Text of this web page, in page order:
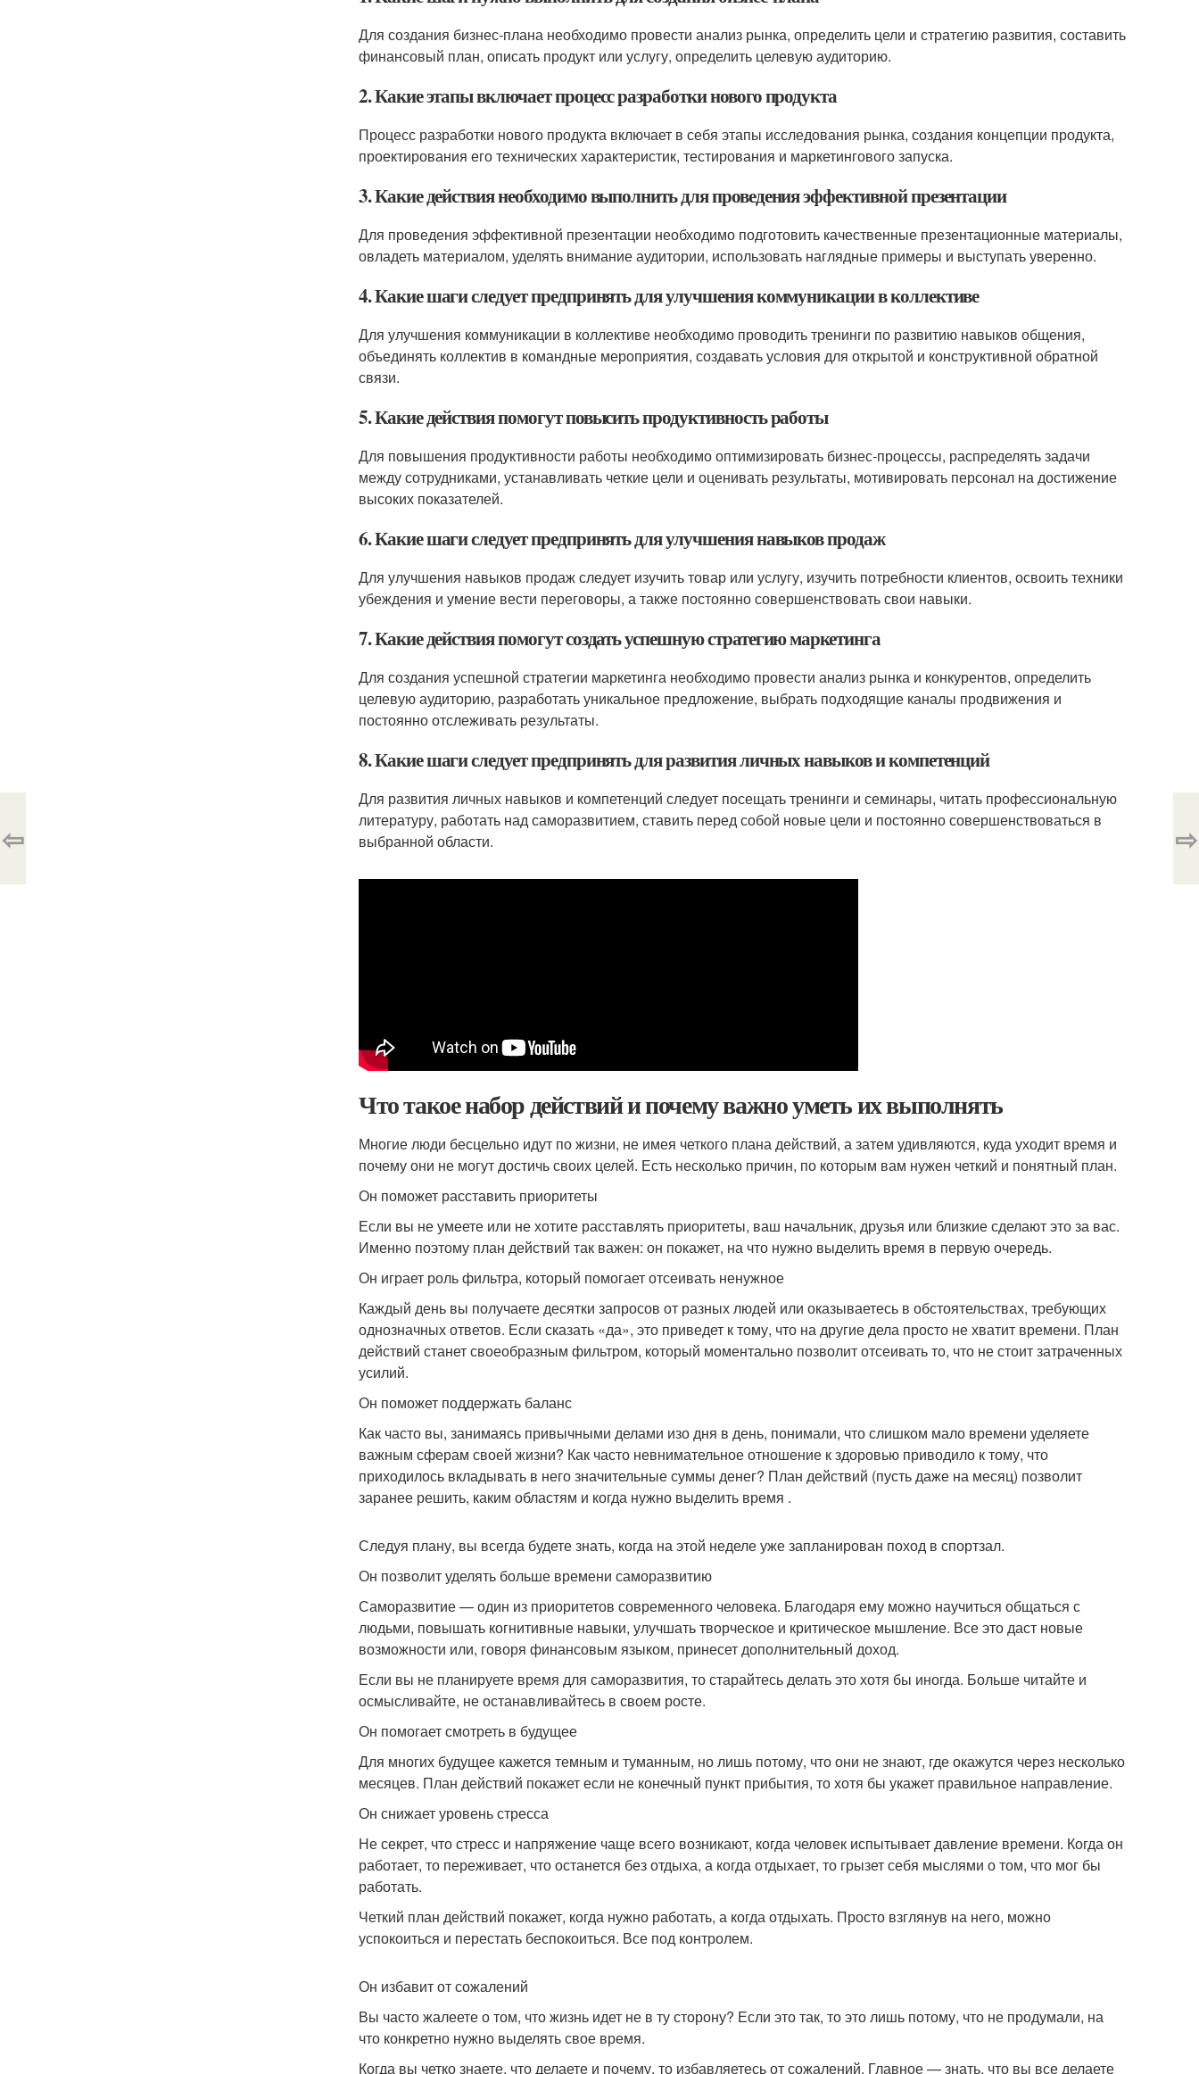
Для создания бизнес-плана необходимо провести анализ рынка, определить цели и стратегию развития, составить
финансовый план, описать продукт или услугу, определить целевую аудиторию.
2. Какие этапы включает процесс разработки нового продукта
Процесс разработки нового продукта включает в себя этапы исследования рынка, создания концепции продукта,
проектирования его технических характеристик, тестирования и маркетингового запуска.
3. Какие действия необходимо выполнить для проведения эффективной презентации
Для проведения эффективной презентации необходимо подготовить качественные презентационные материалы,
овладеть материалом, уделять внимание аудитории, использовать наглядные примеры и выступать уверенно.
4. Какие шаги следует предпринять для улучшения коммуникации в коллективе
Для улучшения коммуникации в коллективе необходимо проводить тренинги по развитию навыков общения,
объединять коллектив в командные мероприятия, создавать условия для открытой и конструктивной обратной
связи.
5. Какие действия помогут повысить продуктивность работы
Для повышения продуктивности работы необходимо оптимизировать бизнес-процессы, распределять задачи
между сотрудниками, устанавливать четкие цели и оценивать результаты, мотивировать персонал на достижение
высоких показателей.
6. Какие шаги следует предпринять для улучшения навыков продаж
Для улучшения навыков продаж следует изучить товар или услугу, изучить потребности клиентов, освоить техники
убеждения и умение вести переговоры, а также постоянно совершенствовать свои навыки.
7. Какие действия помогут создать успешную стратегию маркетинга
Для создания успешной стратегии маркетинга необходимо провести анализ рынка и конкурентов, определить
целевую аудиторию, разработать уникальное предложение, выбрать подходящие каналы продвижения и
постоянно отслеживать результаты.
8. Какие шаги следует предпринять для развития личных навыков и компетенций
Для развития личных навыков и компетенций следует посещать тренинги и семинары, читать профессиональную
литературу, работать над саморазвитием, ставить перед собой новые цели и постоянно совершенствоваться в
выбранной области.
Что такое набор действий и почему важно уметь их выполнять
Многие люди бесцельно идут по жизни, не имея четкого плана действий, а затем удивляются, куда уходит время и
почему они не могут достичь своих целей. Есть несколько причин, по которым вам нужен четкий и понятный план.
Он поможет расставить приоритеты
Если вы не умеете или не хотите расставлять приоритеты, ваш начальник, друзья или близкие сделают это за вас.
Именно поэтому план действий так важен: он покажет, на что нужно выделить время в первую очередь.
Он играет роль фильтра, который помогает отсеивать ненужное
Каждый день вы получаете десятки запросов от разных людей или оказываетесь в обстоятельствах, требующих
однозначных ответов. Если сказать «да», это приведет к тому, что на другие дела просто не хватит времени. План
действий станет своеобразным фильтром, который моментально позволит отсеивать то, что не стоит затраченных
усилий.
Он поможет поддержать баланс
Как часто вы, занимаясь привычными делами изо дня в день, понимали, что слишком мало времени уделяете
важным сферам своей жизни? Как часто невнимательное отношение к здоровью приводило к тому, что
приходилось вкладывать в него значительные суммы денег? План действий (пусть даже на месяц) позволит
заранее решить, каким областям и когда нужно выделить время .
Следуя плану, вы всегда будете знать, когда на этой неделе уже запланирован поход в спортзал.
Он позволит уделять больше времени саморазвитию
Саморазвитие — один из приоритетов современного человека. Благодаря ему можно научиться общаться с
людьми, повышать когнитивные навыки, улучшать творческое и критическое мышление. Все это даст новые
возможности или, говоря финансовым языком, принесет дополнительный доход.
Если вы не планируете время для саморазвития, то старайтесь делать это хотя бы иногда. Больше читайте и
осмысливайте, не останавливайтесь в своем росте.
Он помогает смотреть в будущее
Для многих будущее кажется темным и туманным, но лишь потому, что они не знают, где окажутся через несколько
месяцев. План действий покажет если не конечный пункт прибытия, то хотя бы укажет правильное направление.
Он снижает уровень стресса
Не секрет, что стресс и напряжение чаще всего возникают, когда человек испытывает давление времени. Когда он
работает, то переживает, что останется без отдыха, а когда отдыхает, то грызет себя мыслями о том, что мог бы
работать.
Четкий план действий покажет, когда нужно работать, а когда отдыхать. Просто взглянув на него, можно
успокоиться и перестать беспокоиться. Все под контролем.
Он избавит от сожалений
Вы часто жалеете о том, что жизнь идет не в ту сторону? Если это так, то это лишь потому, что не продумали, на
что конкретно нужно выделять свое время.
Когда вы четко знаете, что делаете и почему, то избавляетесь от сожалений. Главное — знать, что вы все делаете
⇦ ⇨